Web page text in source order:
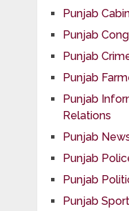
Punjab
Punjab
Punjab
Punjab
Punjab
Relations
Punjab
Punjab
Punjab
Punjab